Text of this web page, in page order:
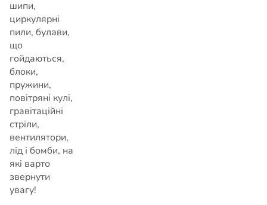
шипи,
циркулярні
пили, булави,
що
гойдаються,
блоки,
пружини,
повітряні кулі,
гравітаційні
стріли,
вентилятори,
лід і бомби, на
які варто
звернути
увагу!